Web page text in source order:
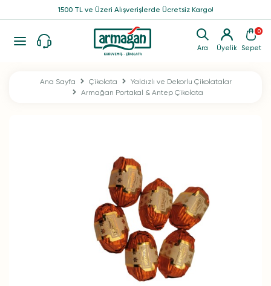
Ara Üyelik
0
Sepet
1500 TL ve Üzeri Alışverişlerde Ücretsiz Kargo!
Ana Sayfa Çikolata
Yaldızlı ve Dekorlu Çikolatalar
Armağan Portakal & Antep Çikolata